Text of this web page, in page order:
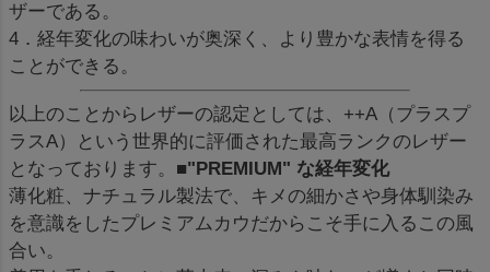
ザーである。
4．経年変化の味わいが奥深く、より豊かな表情を得る
ことができる。
以上のことからレザーの認定としては、++A（プラスプ
ラスA）という世界的に評価された最高ランクのレザー
となっております。 ■"PREMIUM" な経年変化
薄化粧、ナチュラル製法で、キメの細かさや身体馴染み
を意識をしたプレミアムカウだからこそ手に入るこの風
合い。